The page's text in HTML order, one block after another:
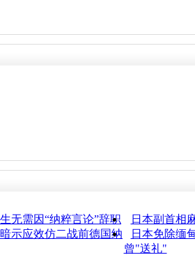
无需因“纳粹言论”辞职
日本副首相
示应效仿二战前德国纳
日本免除缅
曾"送礼"